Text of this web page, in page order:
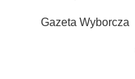
Gazeta Wyborcza